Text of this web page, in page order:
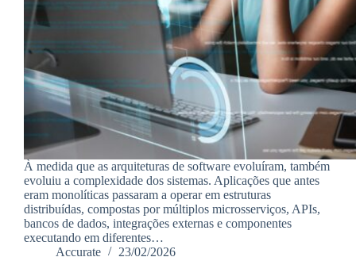
À medida que as arquiteturas de software evoluíram, também
evoluiu a complexidade dos sistemas. Aplicações que antes
eram monolíticas passaram a operar em estruturas
distribuídas, compostas por múltiplos microsserviços, APIs,
bancos de dados, integrações externas e componentes
executando em diferentes…
Accurate
23/02/2026